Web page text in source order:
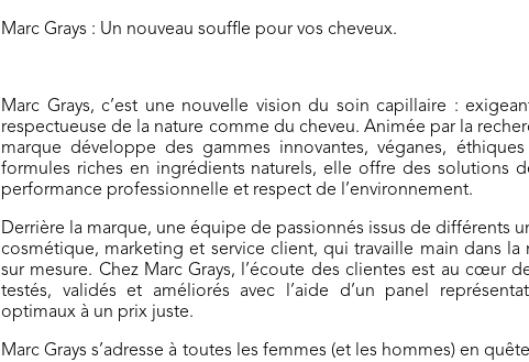
Marc Grays : Un nouveau souffle pour vos cheveux.
Marc Grays, c’est une nouvelle vision du soin capillaire :
respectueuse de la nature comme du cheveu. Animée par la
marque développe des gammes innovantes, véganes,
formules riches en ingrédients naturels, elle offre des solutions
performance professionnelle et respect de l’environnement.
Derrière la marque, une équipe de passionnés issus de différents
cosmétique, marketing et service client, qui travaille main dans
sur mesure. Chez Marc Grays, l’écoute des clientes est au cœur
testés, validés et améliorés avec l’aide d’un panel
optimaux à un prix juste.
Marc Grays s’adresse à toutes les femmes (et les hommes) en